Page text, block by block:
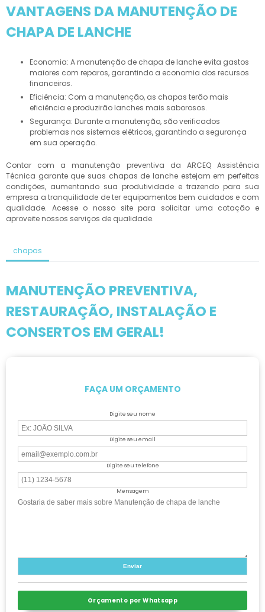
VANTAGENS DA MANUTENÇÃO DE
CHAPA DE LANCHE
Economia: A manutenção de chapa de lanche evita gastos
maiores com reparos, garantindo a economia dos recursos
financeiros.
Eficiência: Com a manutenção, as chapas terão mais
eficiência e produzirão lanches mais saborosos.
Segurança: Durante a manutenção, são verificados
problemas nos sistemas elétricos, garantindo a segurança
em sua operação.
Contar com a manutenção preventiva da ARCEQ Assistência
Técnica garante que suas chapas de lanche estejam em perfeitas
condições, aumentando sua produtividade e trazendo para sua
empresa a tranquilidade de ter equipamentos bem cuidados e com
qualidade. Acesse o nosso site para solicitar uma cotação e
aproveite nossos serviços de qualidade.
chapas
MANUTENÇÃO PREVENTIVA,
RESTAURAÇÃO, INSTALAÇÃO E
CONSERTOS EM GERAL!
FAÇA UM ORÇAMENTO
Digite seu nome
Digite seu email
Digite seu telefone
Mensagem
Orçamento por Whatsapp